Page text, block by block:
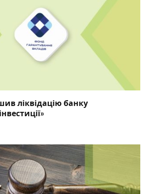
ліквідацію банку